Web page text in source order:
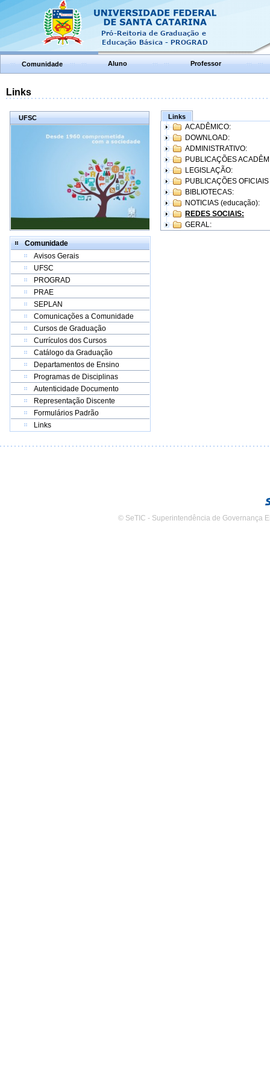
Comunidade Aluno Professor
Links
UFSC
Comunidade
Avisos Gerais
UFSC
PROGRAD
PRAE
SEPLAN
Comunicações a Comunidade
Cursos de Graduação
Currículos dos Cursos
Catálogo da Graduação
Departamentos de Ensino
Programas de Disciplinas
Autenticidade Documento
Representação Discente
Formulários Padrão
Links
Links
ACADÊMICO:
DOWNLOAD:
ADMINISTRATIVO:
PUBLICAÇÕES
LEGISLAÇÃO:
PUBLICAÇÕES
BIBLIOTECAS:
NOTICIAS (educação):
REDES SOCIAIS:
GERAL:
© SeTIC - Superintendência de Governança